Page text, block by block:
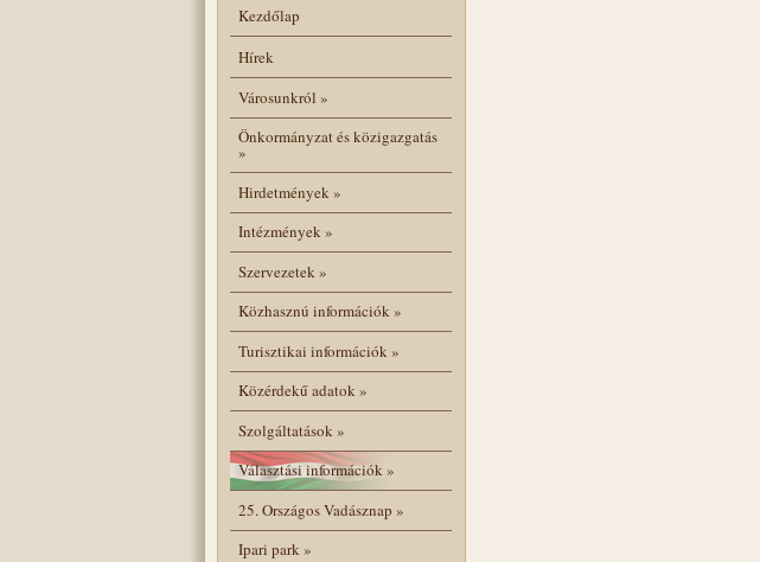
Kezdőlap
Hírek
Városunkról »
Önkormányzat és közigazgatás
»
Hirdetmények»
Intézmények»
Szervezetek»
Közhasznú információk»
Turisztikai információk»
Közérdekű adatok»
Szolgáltatások»
Választási információk»
25. Országos Vadásznap »
Ipari park»